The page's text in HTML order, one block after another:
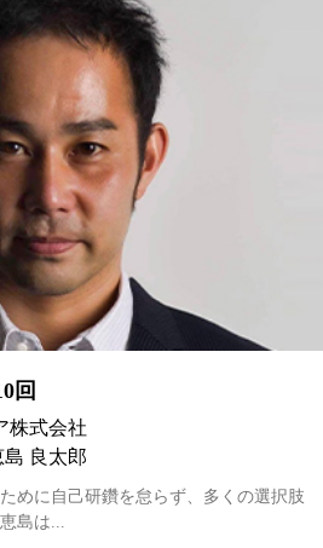
回
株式会社
良太郎
めに自己研鑽を怠らず、多くの選択肢
島は...